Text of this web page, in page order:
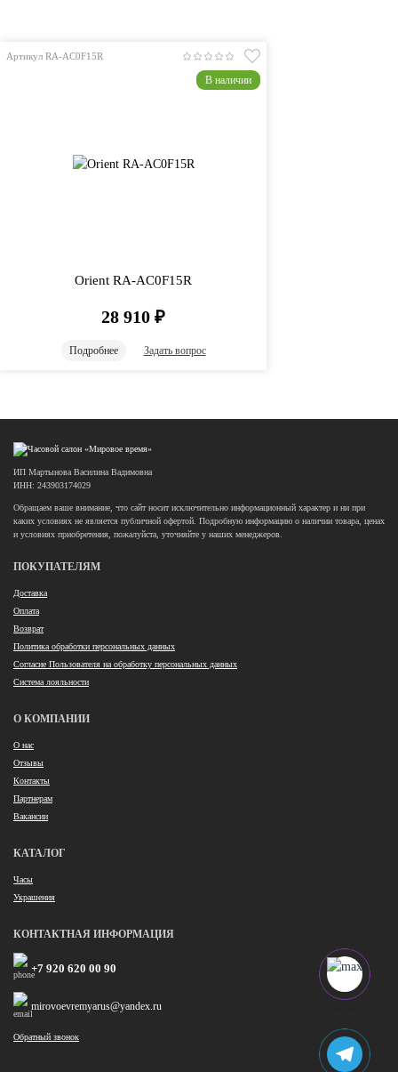
Артикул RA-AC0F15R
В наличии
Orient RA-AC0F15R
28 910 ₽
Подробнее Задать вопрос
ИП Мартынова Василина Вадимовна
ИНН: 243903174029
Обращаем ваше внимание, что сайт носит исключительно информационный характер и ни при
каких условиях не является публичной офертой. Подробную информацию о наличии товара, ценах
и условиях приобретения, пожалуйста, уточняйте у наших менеджеров.
ПОКУПАТЕЛЯМ
Доставка
Оплата
Возврат
Политика обработки персональных данных
Согласие Пользователя на обработку персональных данных
Система лояльности
О КОМПАНИИ
О нас
Отзывы
Контакты
Партнерам
Вакансии
КАТАЛОГ
Часы
Украшения
КОНТАКТНАЯ ИНФОРМАЦИЯ
+7 920 620 00 90
mirovoevremyarus@yandex.ru
Обратный звонок